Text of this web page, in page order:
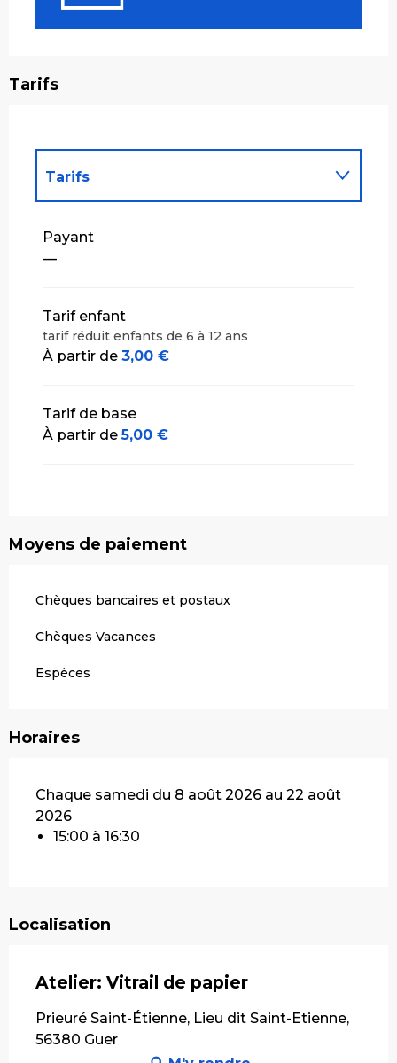
Tarifs
Tarifs
Tarifs 2027
Payant
—
Tarif enfant
tarif réduit enfants de 6 à 12 ans
À partir de 3,00 €
Tarif de base
À partir de5,00 €
Moyens de paiement
Chèques bancaires et postaux
Chèques Vacances
Espèces
Horaires
Chaque samedi du 8 août 2026 au 22 août
2026
15:00 à 16:30
Localisation
Atelier: Vitrail de papier
Prieuré Saint-Étienne, Lieu dit Saint-Etienne,
56380 Guer